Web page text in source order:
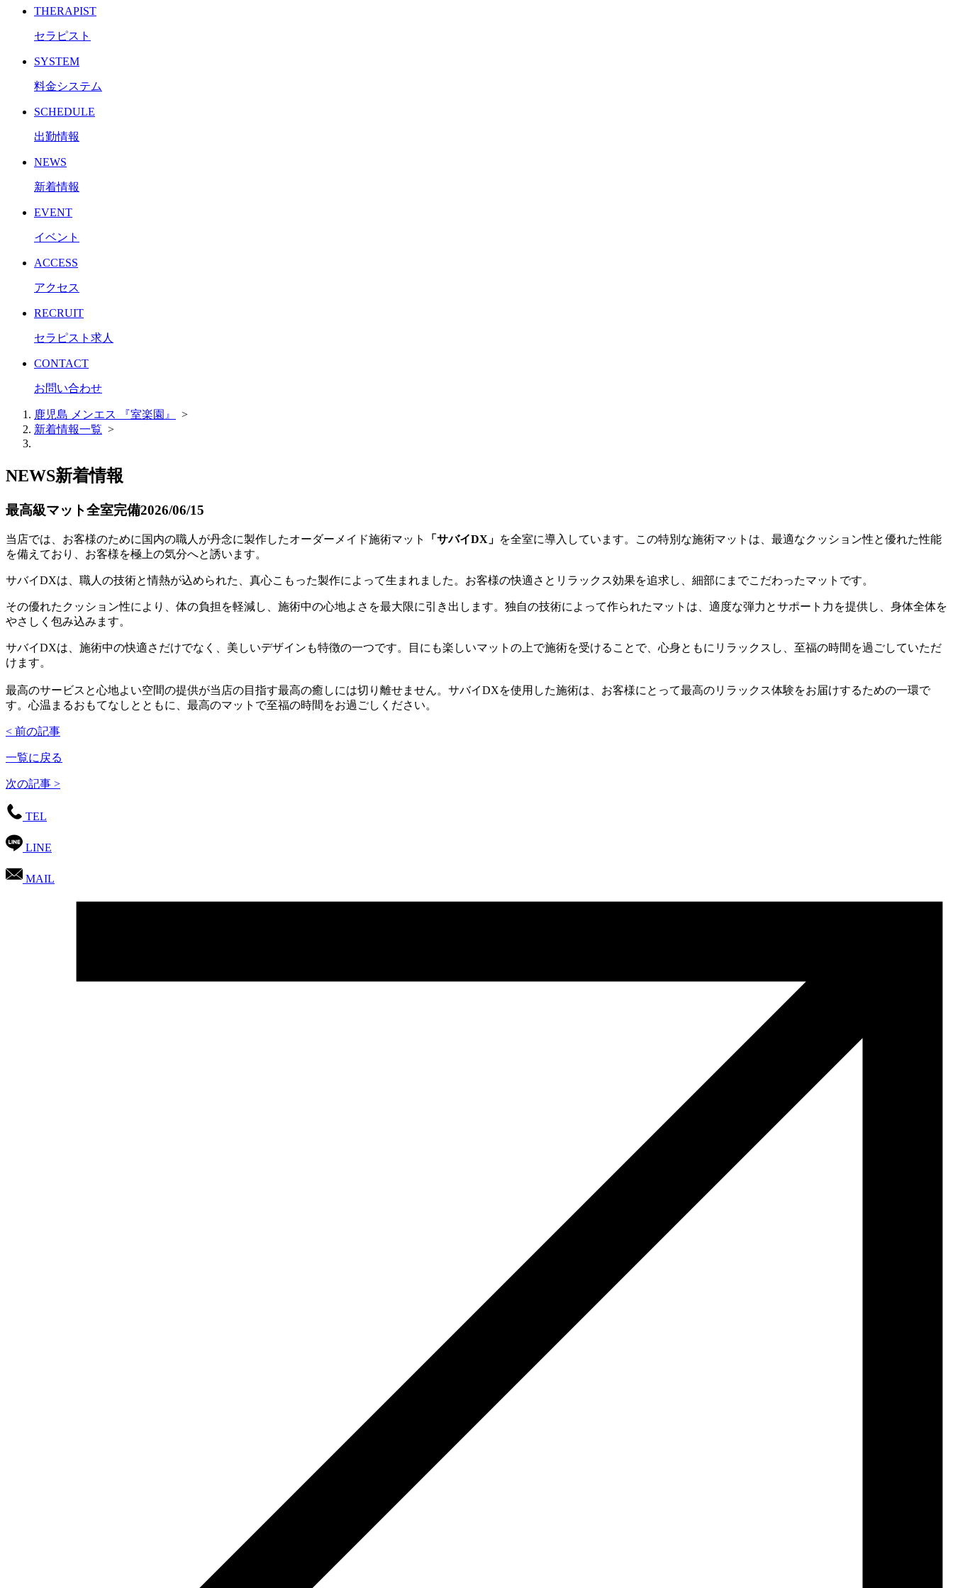
THERAPIST
セラピスト
SYSTEM
料金システム
SCHEDULE
出勤情報
NEWS
新着情報
EVENT
イベント
ACCESS
アクセス
RECRUIT
セラピスト求人
CONTACT
お問い合わせ
鹿児島 メンエス 『室楽園』
>
新着情報一覧 >
NEWS新着情報
最高級マット全室完備2026/06/15
当店では、お客様のために国内の職人が丹念に製作したオーダーメイド施術マット 「サバイDX」 を全室に導入しています。この特別な施術マットは、最適なクッション性と優れた性能
を備えており、お客様を極上の気分へと誘います。
サバイDXは、職人の技術と情熱が込められた、真心こもった製作によって生まれました。お客様の快適さとリラックス効果を追求し、細部にまでこだわったマットです。
その優れたクッション性により、体の負担を軽減し、施術中の心地よさを最大限に引き出します。独自の技術によって作られたマットは、適度な弾力とサポート力を提供し、身体全体を
やさしく包み込みます。
サバイDXは、施術中の快適さだけでなく、美しいデザインも特徴の一つです。目にも楽しいマットの上で施術を受けることで、心身ともにリラックスし、至福の時間を過ごしていただ
けます。
最高のサービスと心地よい空間の提供が当店の目指す最高の癒しには切り離せません。サバイDXを使用した施術は、お客様にとって最高のリラックス体験をお届けするための一環で
す。心温まるおもてなしとともに、最高のマットで至福の時間をお過ごしください。
< 前の記事
一覧に戻る
次の記事 >
TEL
LINE
MAIL